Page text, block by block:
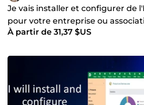
Je vais installer et configurer de
pour votre entreprise ou
À partir de 31,37 $US